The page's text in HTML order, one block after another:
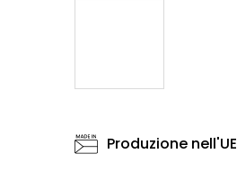
Produzione nell'UE